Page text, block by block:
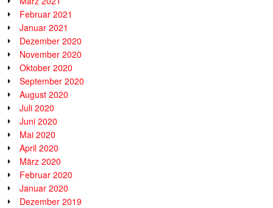
Februar 2021
Januar 2021
Dezember 2020
November 2020
Oktober 2020
September 2020
August 2020
Juli 2020
Juni 2020
Mai 2020
April 2020
März 2020
Februar 2020
Januar 2020
Dezember 2019